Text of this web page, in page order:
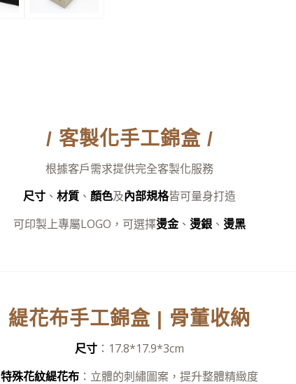
/ 客製化手工錦盒 /
根據客戶需求提供完全客製化服務
尺寸 、 材質 、 顏色及內部規格皆可量身打造
可印製上專屬LOGO，可選擇燙金、 燙銀 、 燙黑
緹花布手工錦盒 | 骨董收納
尺寸 ：17.8*17.9*3cm
特殊花紋緹花布 ：立體的刺繡圖案，提升整體精緻度